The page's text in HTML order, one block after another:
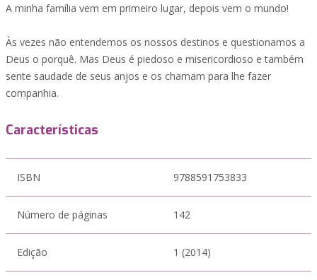
A minha família vem em primeiro lugar, depois vem o mundo!
Às vezes não entendemos os nossos destinos e questionamos a
Deus o porquê. Mas Deus é piedoso e misericordioso e também
sente saudade de seus anjos e os chamam para lhe fazer
companhia.
Características
ISBN 9788591753833
Número de páginas 142
Edição 1 (2014)